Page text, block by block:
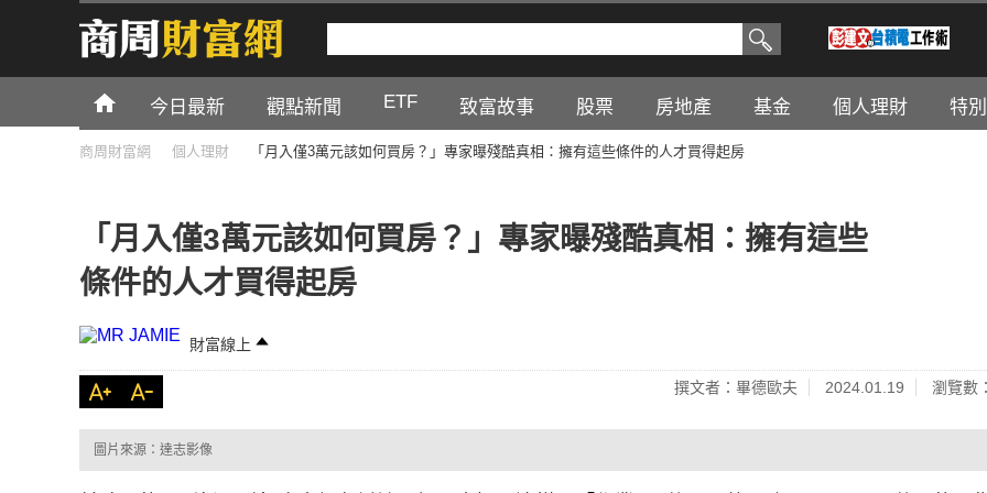
今日最新 觀點新聞 ETF 致富故事 股票 房地產 基金 個人理財 特
商周財富網 個人理財 「月入僅3萬元該如何買房？」專家曝殘酷真相：擁有這些條件的人才買得起房
「月入僅3萬元該如何買房？」專家曝殘酷真相：擁有這些
條件的人才買得起房
財富線上
撰文者：畢德歐夫 2024.01.19 瀏覽數
圖片來源：達志影像